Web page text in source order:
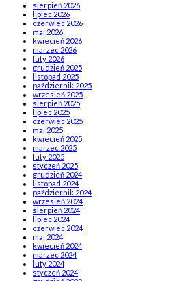
sierpień 2026
lipiec 2026
czerwiec 2026
maj 2026
kwiecień 2026
marzec 2026
luty 2026
grudzień 2025
listopad 2025
październik 2025
wrzesień 2025
sierpień 2025
lipiec 2025
czerwiec 2025
maj 2025
kwiecień 2025
marzec 2025
luty 2025
styczeń 2025
grudzień 2024
listopad 2024
październik 2024
wrzesień 2024
sierpień 2024
lipiec 2024
czerwiec 2024
maj 2024
kwiecień 2024
marzec 2024
luty 2024
styczeń 2024